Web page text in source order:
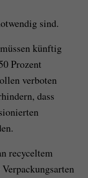
sind.
künftig
Prozent
verboten
dass
recyceltem